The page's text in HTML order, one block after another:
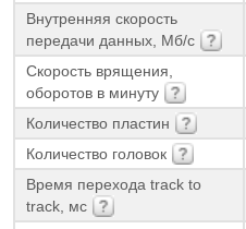
Внутренняя скорость
передачи данных, Мб/с
Скорость врящения,
оборотов в минуту
Количество пластин
Количество головок
Время перехода track to
track, мс